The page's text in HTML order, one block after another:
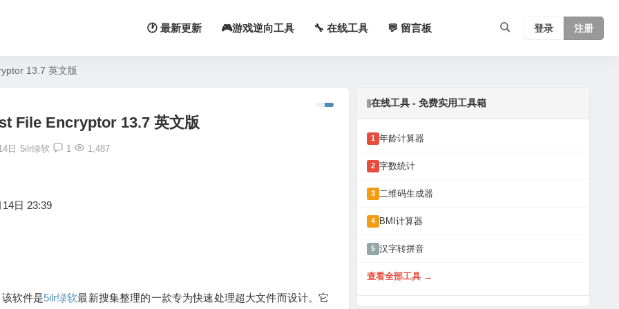
🕐 最新更新 🎮游戏逆向工具 🔧 在线工具 💬 留言板 登录 注册
13.7 英文版
File Encryptor 13.7 英文版
日 5ilr绿软 1 1,487
日 23:39
软件是5ilr绿软最新搜集整理的一款专为快速处理超大文件而设计。它
在线工具 - 免费实用工具箱
1 年龄计算器
2 字数统计
3 二维码生成器
4 BMI计算器
5 汉字转拼音
查看全部工具 →